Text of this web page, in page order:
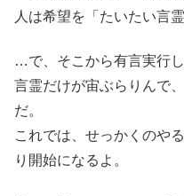
人は希望を「たいたい言
…で、そこから有言実行
言霊だけが宙ぶらりんで
だ。
これでは、せっかくのや
り開始になるよ。